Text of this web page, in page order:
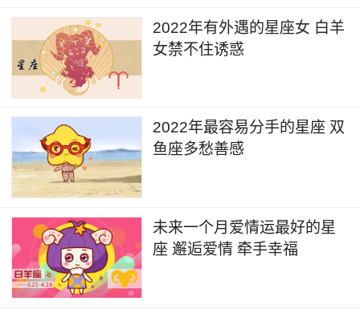
2022年有外遇的星座女 白羊
女禁不住诱惑
2022年最容易分手的星座 双
鱼座多愁善感
未来一个月爱情运最好的星
座 邂逅爱情 牵手幸福